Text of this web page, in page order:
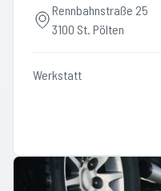
Rennbahnstraße 25
3100 St. Pölten
Werkstatt